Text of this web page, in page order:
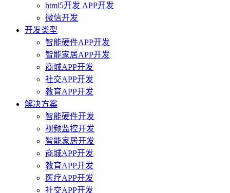
html5开发 APP开发
微信开发
开发类型
智能硬件APP开发
智能家居APP开发
商城APP开发
社交APP开发
教育APP开发
解决方案
智能硬件开发
视频监控开发
智能家居开发
商城APP开发
教育APP开发
医疗APP开发
社交APP开发